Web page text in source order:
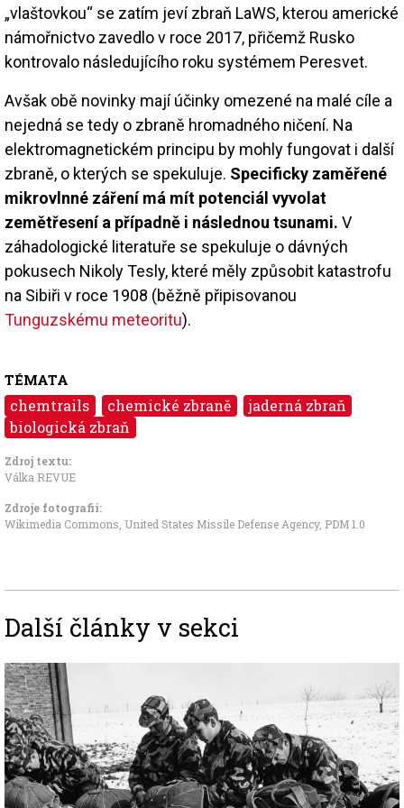
„vlaštovkou“ se zatím jeví zbraň LaWS, kterou americké
námořnictvo zavedlo v roce 2017, přičemž Rusko
kontrovalo následujícího roku systémem Peresvet.
Avšak obě novinky mají účinky omezené na malé cíle a
nejedná se tedy o zbraně hromadného ničení. Na
elektromagnetickém principu by mohly fungovat i další
zbraně, o kterých se spekuluje. Specificky zaměřené
mikrovlnné záření má mít potenciál vyvolat
zemětřesení a případně i následnou tsunami. V
záhadologické literatuře se spekuluje o dávných
pokusech Nikoly Tesly, které měly způsobit katastrofu
na Sibiři v roce 1908 (běžně připisovanou
Tunguzskému meteoritu).
TÉMATA
chemtrails chemické zbraně
jaderná zbraň
biologická zbraň
Zdroj textu:
Válka REVUE
Zdroje fotografii:
Wikimedia Commons, United States Missile Defense Agency, PDM 1.0
Další články v sekci
Image